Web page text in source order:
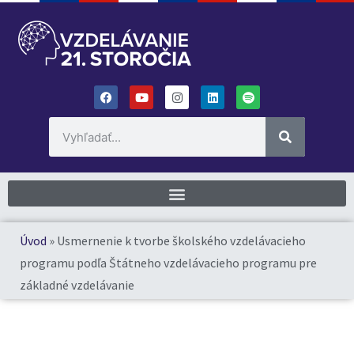
Úvod » Usmernenie k tvorbe školského vzdelávacieho
programu podľa Štátneho vzdelávacieho programu pre
základné vzdelávanie